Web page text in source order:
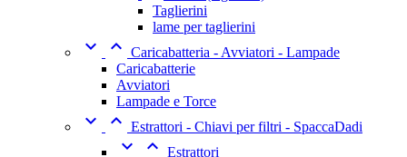
Taglierini
lame per taglierini
  Caricabatteria - Avviatori - Lampade
Caricabatterie
Avviatori
Lampade e Torce
  Estrattori - Chiavi per filtri - SpaccaDadi
  Estrattori